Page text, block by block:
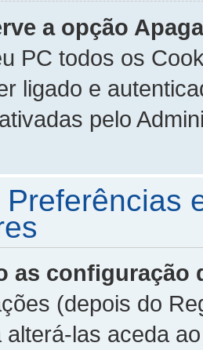
a opção
PC todos os
ligado e
pelo
Preferências
as configuração
(depois do
alterá-las aceda